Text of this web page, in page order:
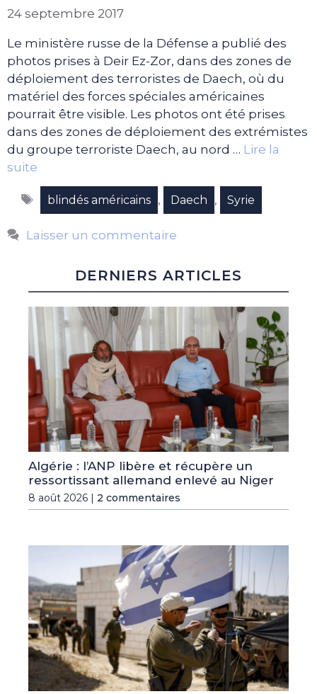
24 septembre 2017
Le ministère russe de la Défense a publié des
photos prises à Deir Ez-Zor, dans des zones de
déploiement des terroristes de Daech, où du
matériel des forces spéciales américaines
pourrait être visible. Les photos ont été prises
dans des zones de déploiement des extrémistes
du groupe terroriste Daech, au nord … Lire la
suite
Étiquettes
blindés américains , Daech , Syrie
Laisser un commentaire
DERNIERS ARTICLES
Algérie : l’ANP libère et récupère un
ressortissant allemand enlevé au Niger
8 août 2026 | 2 commentaires